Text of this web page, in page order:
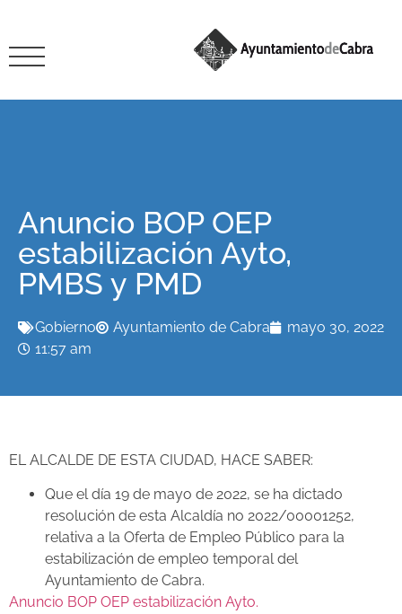
Anuncio BOP OEP
estabilización Ayto,
PMBS y PMD
Gobierno Ayuntamiento de Cabra
mayo 30, 2022
11:57 am
EL ALCALDE DE ESTA CIUDAD, HACE SABER:
Que el día 19 de mayo de 2022, se ha dictado
resolución de esta Alcaldía no 2022/00001252,
relativa a la Oferta de Empleo Público para la
estabilización de empleo temporal del
Ayuntamiento de Cabra.
Anuncio BOP OEP estabilización Ayto.